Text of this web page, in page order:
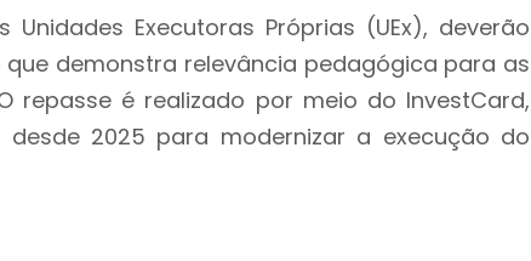
Executoras Próprias (UEx), deverão
demonstra relevância pedagógica para as
repasse é realizado por meio do InvestCard,
2025 para modernizar a execução do